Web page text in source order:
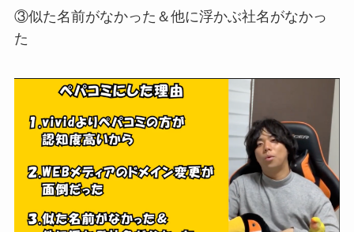
③似た名前がなかった＆他に浮かぶ社名がなかっ
た